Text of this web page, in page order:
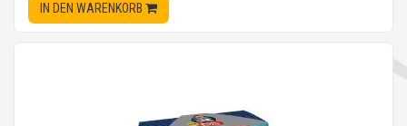
IN DEN WARENKORB